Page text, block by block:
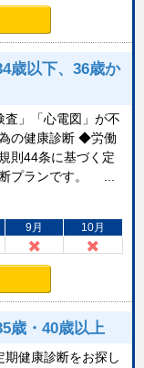
歳以下、36歳か
査」「心電図」が不
の健康診断 ◆労働
則44条に基づく定
プランです。 ...
9月 10月
歳・40歳以上
期健康診断をお探し